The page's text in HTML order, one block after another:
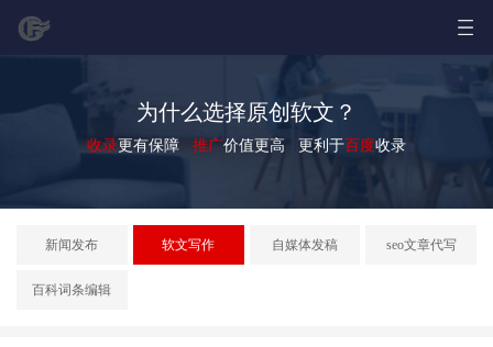
为什么选择原创软文？
收录更有保障 推广价值更高 更利于百度收录
新闻发布 软文写作 自媒体发稿 seo文章代写
百科词条编辑